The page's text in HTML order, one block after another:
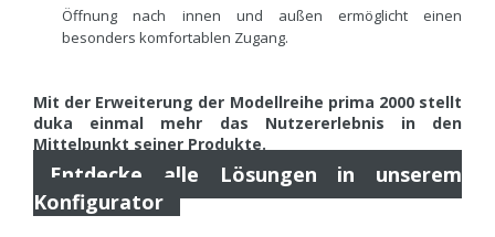
Öffnung nach innen und außen ermöglicht einen
besonders komfortablen Zugang.
Mit der Erweiterung der Modellreihe prima 2000 stellt
duka einmal mehr das Nutzererlebnis in den
Mittelpunkt seiner Produkte.
Entdecke alle Lösungen in unserem
Konfigurator